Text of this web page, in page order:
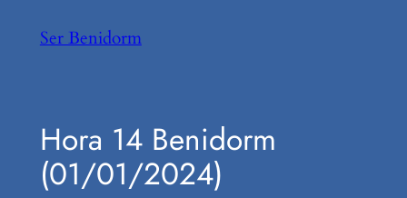
Ser Benidorm
Hora 14 Benidorm
(01/01/2024)